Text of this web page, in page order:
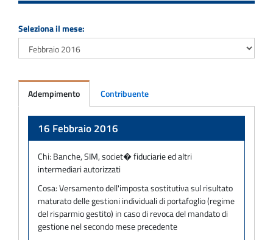
Seleziona il mese:
Adempimento Contribuente
16 Febbraio 2016
Chi: Banche, SIM, societ� fiduciarie ed altri
intermediari autorizzati
Cosa:Versamento dell'imposta sostitutiva sul risultato
maturato delle gestioni individuali di portafoglio (regime
del risparmio gestito) in caso di revoca del mandato di
gestione nel secondo mese precedente